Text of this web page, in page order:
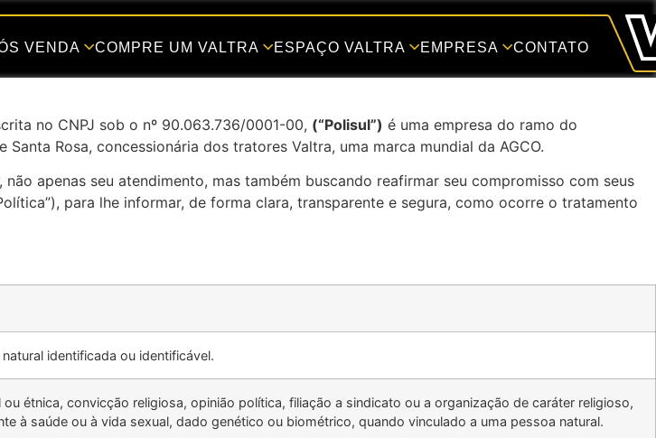
VENDA COMPRE UM VALTRA ESPAÇO VALTRA EMPRESA CONTATO
no CNPJ sob o nº 90.063.736/0001-00, (“Polisul”) é uma empresa do ramo do
Rosa, concessionária dos tratores Valtra, uma marca mundial da AGCO.
apenas seu atendimento, mas também buscando reafirmar seu compromisso com seus
para lhe informar, de forma clara, transparente e segura, como ocorre o tratamento
identificada ou identificável.
étnica, convicção religiosa, opinião política, filiação a sindicato ou a organização de caráter religioso,
à saúde ou à vida sexual, dado genético ou biométrico, quando vinculado a uma pessoa natural.